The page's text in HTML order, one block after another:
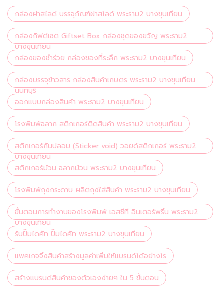
กล่องฝาสไลด์ บรรจุภัณฑ์ฝาสไลด์ พระราม2 บางขุนเทียน
กล่องกิฟต์เซต Giftset Box กล่องชุดของขวัญ พระราม2
บางขุนเทียน
กล่องของชำร่วย กล่องของที่ระลึก พระราม2 บางขุนเทียน
กล่องบรรจุข้าวสาร กล่องสินค้าเกษตร พระราม2 บางขุนเทียน
นนทบุรี
ออกแบบกล่องสินค้า พระราม2 บางขุนเทียน
โรงพิมพ์ฉลาก สติกเกอร์ติดสินค้า พระราม2 บางขุนเทียน
สติกเกอร์กันปลอม (Sticker void) วอยด์สติกเกอร์ พระราม2
บางขุนเทียน
สติกเกอร์ม้วน ฉลากม้วน พระราม2 บางขุนเทียน
โรงพิมพ์ถุงกระดาษ ผลิตถุงใส่สินค้า พระราม2 บางขุนเทียน
ขั้นตอนการทำงานของโรงพิมพ์ เอสซีที อินเตอร์พริ้น พระราม2
บางขุนเทียน
รับปั๊มไดคัท ปั๊มไดคัท พระราม2 บางขุนเทียน
แพคเกจจิ้งสินค้าสร้างมูลค่าเพิ่มให้แบรนด์ได้อย่างไร
สร้างแบรนด์สินค้าของตัวเองง่ายๆ ใน 5 ขั้นตอน